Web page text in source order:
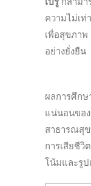
ความไม่เท่
เพื่อสุขภาพ
อย่างยั่งยืน
ผลการศึกษ
แน่นอนขอ
สาธารณสุ
การเสียชีวิ
โน้มและรู